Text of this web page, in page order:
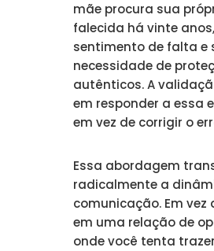
mãe procura sua
falecida há vinte
sentimento de falta e
necessidade de
autênticos. A
em responder a essa
em vez de corrigir o
Essa abordagem
radicalmente a
comunicação. Em vez
em uma relação de
onde você tenta